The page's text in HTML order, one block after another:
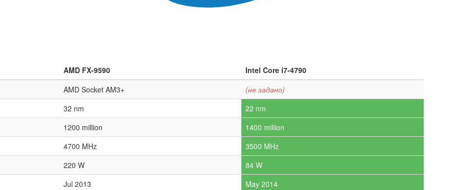
AMD FX-9590
Intel Core i7-4790
AMD Socket AM3+
(не задано)
32 nm
22 nm
1200 million
1400 million
4700 MHz
3500 MHz
220 W
84 W
Jul 2013
May 2014